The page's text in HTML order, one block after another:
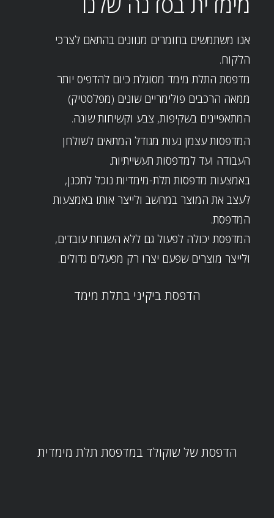
אנו משתמשים בחומרים מגוונים בהתאם לצרכי
הלקוח.
מדפסת התלת מימד מסוגלת כיום להדפיס יותר
ממאה הרכבים פולימריים שונים (מפלסטיק)
המתאפיינים בשקיפות, צבע וקשיחות שונה.
המדפסות עצמן נעות מגודל המתאים לשולחן
העבודה ועד למדפסות תעשייתיות.
באמצעותמדפסות תלת-מימדיותנוכל לתכנן,
לעצב את המוצר במחשב ולייצר אותו באמצעות
המדפסת.
המדפסת יכולה לפעול גם ללא השגחת עובדים,
ולייצר מוצרים שפעם יצרו רק מפעלים גדולים.
הדפסת ביקיני בתלת מימד
הדפסת של שוקולד במדפסת תלת מימדית